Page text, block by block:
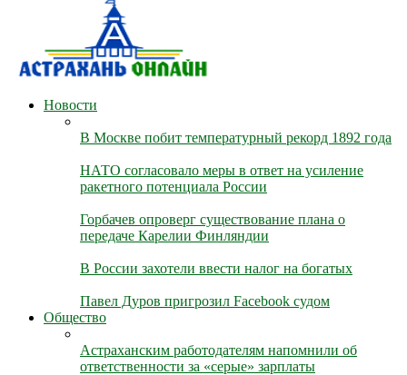
Новости
В Москве побит температурный рекорд 1892 года
НАТО согласовало меры в ответ на усиление
ракетного потенциала России
Горбачев опроверг существование плана о
передаче Карелии Финляндии
В России захотели ввести налог на богатых
Павел Дуров пригрозил Facebook судом
Общество
Астраханским работодателям напомнили об
ответственности за «серые» зарплаты